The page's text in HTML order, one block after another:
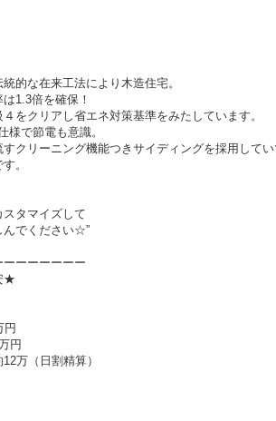
的な在来工法により木造住宅。
1.3倍を確保！
をクリアし省エネ対策基準をみたしています。
様で節電も意識。
すクリーニング機能つきサイディングを採用して
。
タマイズして
んでください☆”
ーーーーーー
★
円
円
万（日割精算）